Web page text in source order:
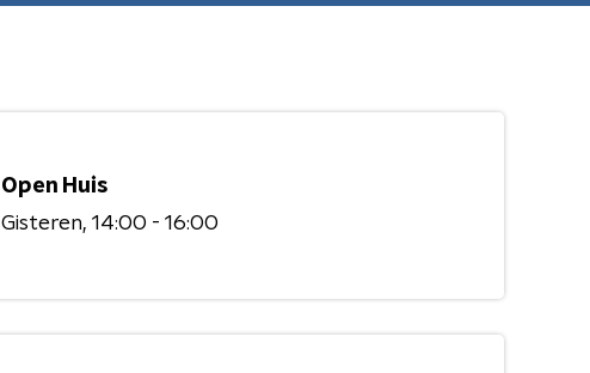
Open Huis
Gisteren 14:00 - 16:00